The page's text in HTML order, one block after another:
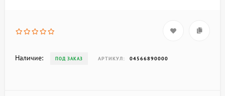
Наличие: ПОД ЗАКАЗ АРТИКУЛ: 04566890000